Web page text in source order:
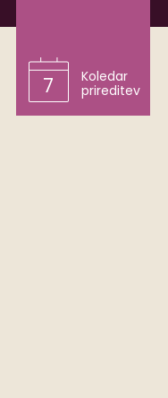
7
Koledar
prireditev